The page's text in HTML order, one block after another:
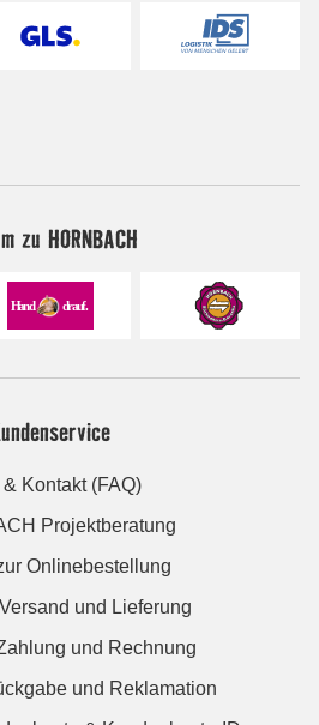
zu HORNBACH
& Kontakt (FAQ)
Projektberatung
Onlinebestellung
und Lieferung
und Rechnung
und Reklamation